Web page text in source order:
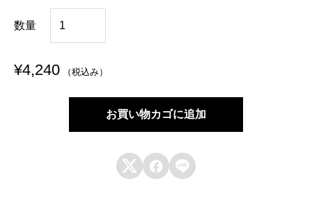
数量
藤
農
¥4,240 （税込み）
お買い物カゴに追加
  